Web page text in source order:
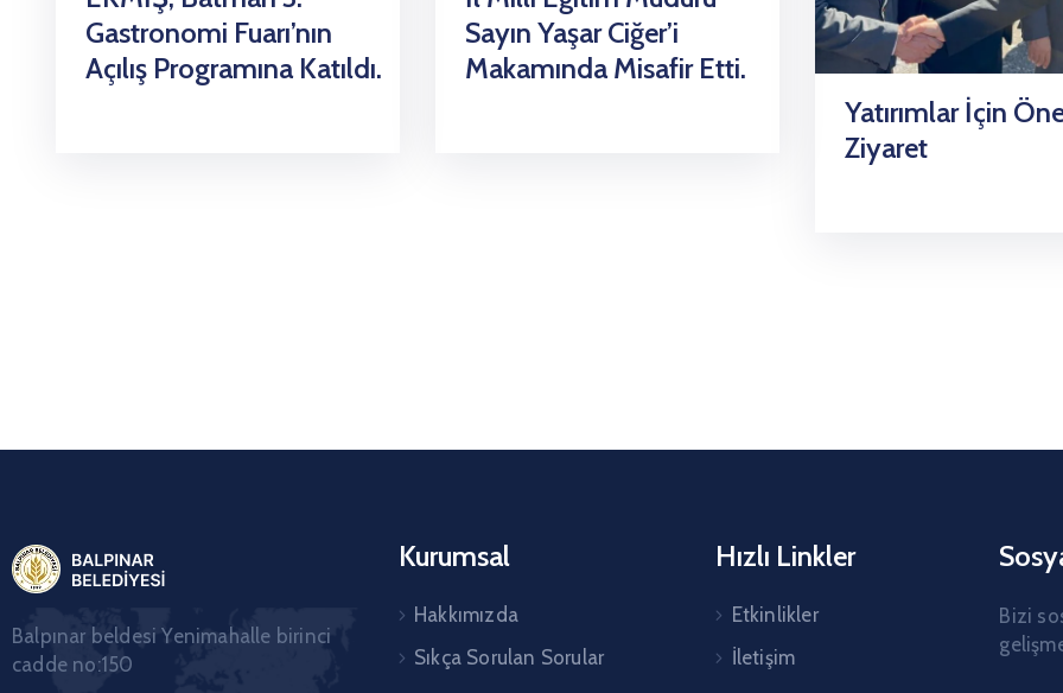
Gastronomi Fuarı’nın
Açılış Programına Katıldı.
Sayın Yaşar Ciğer’i
Makamında Misafir Etti.
Yatırımlar İçin
Ziyaret
Balpınar beldesi Yenimahalle birinci
cadde no:150
Kurumsal
Hakkımızda
Sıkça Sorulan Sorular
Hızlı Linkler
Etkinlikler
İletişim
Bizi